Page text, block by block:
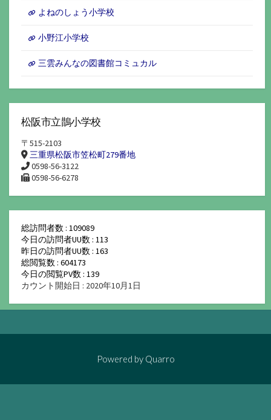
よねのしょう小学校
小野江小学校
三雲みんなの図書館コミュカル
松阪市立鵲小学校
〒515-2103
三重県松阪市笠松町279番地
0598-56-3122
0598-56-6278
総訪問者数 : 109089
今日の訪問者UU数 : 113
昨日の訪問者UU数 : 163
総閲覧数 : 604173
今日の閲覧PV数 : 139
カウント開始日 : 2020年10月1日
Powered by Quarro